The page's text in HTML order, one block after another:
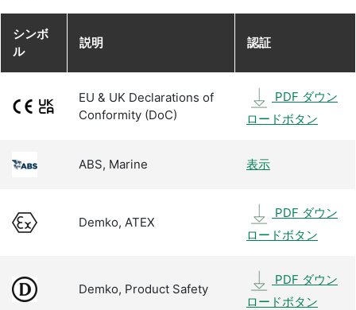
シンボ
ル
説明 認証
EU & UK Declarations of
Conformity (DoC)
PDF ダウン
ロードボタン
ABS, Marine 表示
Demko, ATEX
PDF ダウン
ロードボタン
Demko, Product Safety
PDF ダウン
ロードボタン